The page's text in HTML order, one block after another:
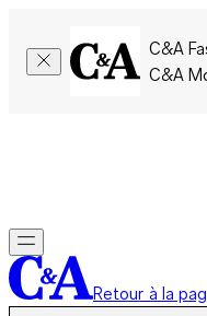
C&A
C&A
Retour à la